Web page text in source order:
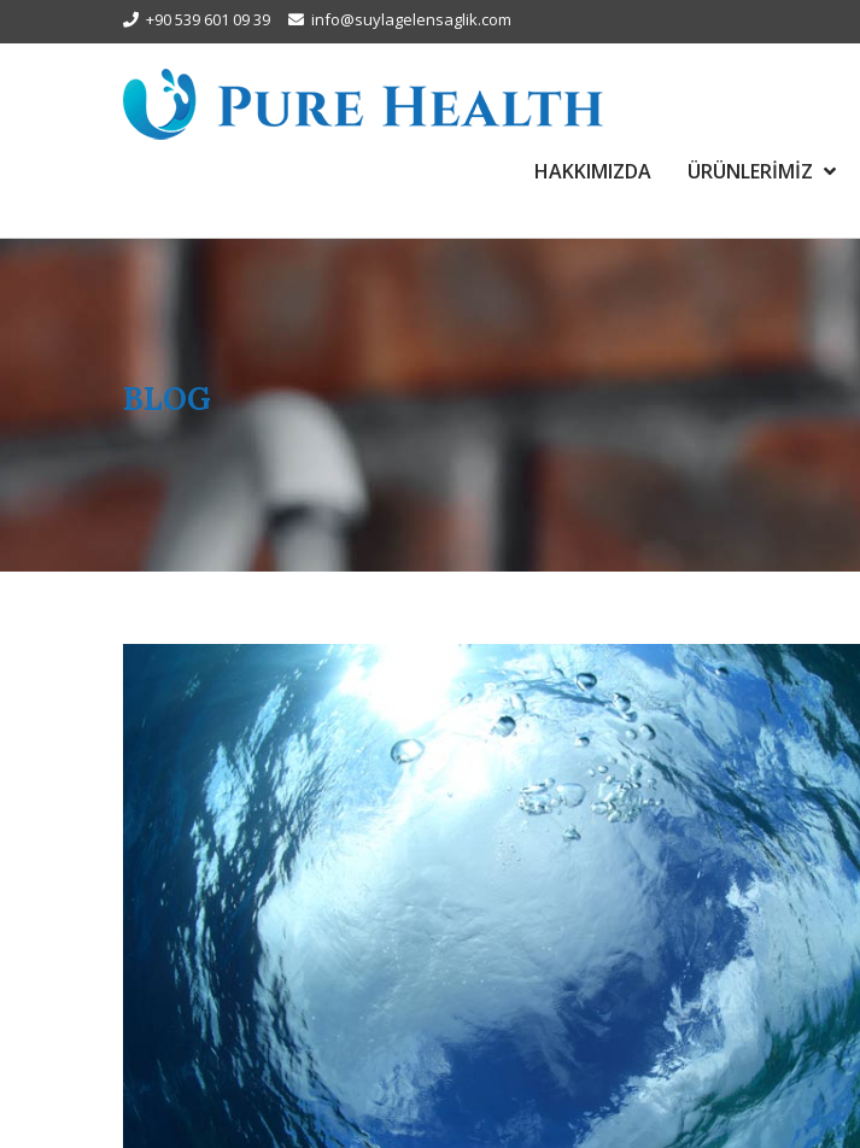
+90 539 601 09 39 info@suylagelensaglik.com
HAKKIMIZDA ÜRÜNLERİMİZ
BLOG